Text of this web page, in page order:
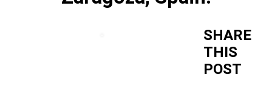
SHARE
THIS
POST